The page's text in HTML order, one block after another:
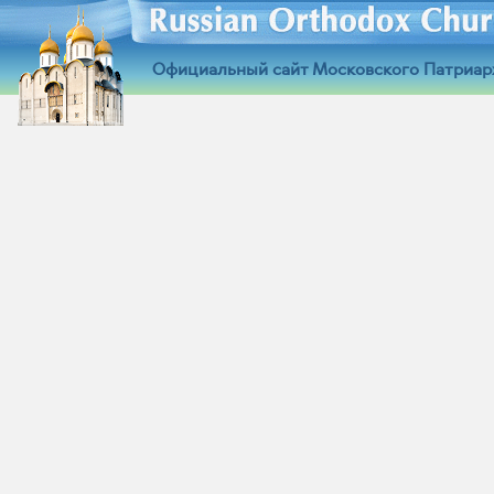
Официальный сайт Московского